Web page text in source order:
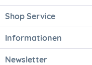
Shop Service
Informationen
Newsletter